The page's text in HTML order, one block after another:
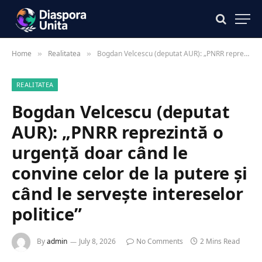
Home » Realitatea » Bogdan Velcescu (deputat AUR): „PNRR reprezintă o urgență doar când le convine celor de la putere și când le servește intereselor politice”
REALITATEA
Bogdan Velcescu (deputat
AUR): „PNRR reprezintă o
urgență doar când le
convine celor de la putere și
când le servește intereselor
politice”
Byadmin July 8, 2026 No Comments 2 Mins Read